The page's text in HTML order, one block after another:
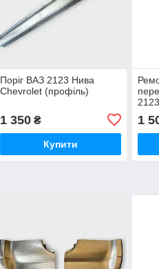
Поріг ВАЗ 2123 Нива
Chevrolet (профіль)
1 350₴
Купити
1